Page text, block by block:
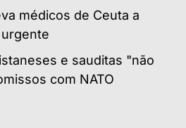
médicos de Ceuta a
e sauditas "não
com NATO